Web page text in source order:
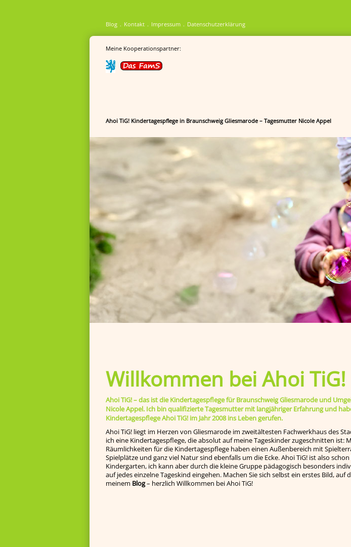
Blog Kontakt Impressum Datenschutzerklärung
Meine Kooperationspartner:
Ahoi TiG! Kindertagespflege in Braunschweig Gliesmarode – Tagesmutter Nicole Appel
Willkommen bei Ahoi TiG!
Ahoi TiG! – das ist die Kindertagespflege für Braunschweig Gliesmarode und
Nicole Appel. Ich bin qualifizierte Tagesmutter mit langjähriger Erfahrung und
Kindertagespflege Ahoi TiG! im Jahr 2008 ins Leben gerufen.
Ahoi TiG! liegt im Herzen von Gliesmarode im zweitältesten Fachwerkhaus des
ich eine Kindertagespflege, die absolut auf meine Tageskinder zugeschnitten ist:
Räumlichkeiten für die Kindertagespflege haben einen Außenbereich mit
Spielplätze und ganz viel Natur sind ebenfalls um die Ecke. Ahoi TiG! ist also
Kindergarten, ich kann aber durch die kleine Gruppe pädagogisch besonders
auf jedes einzelne Tageskind ein­gehen. Machen Sie sich selbst ein erstes Bild, auf
meinem Blog– herzlich Willkommen bei Ahoi TiG!